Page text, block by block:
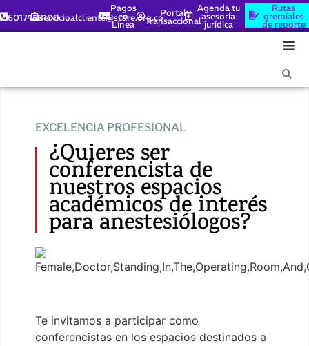
6017448100servicioalcliente@scare.org.co
Pagos
en
Línea
Portal
Transaccional
Agenda tu
asesoría
jurídica
Rutas
gremiales
de reporte
EXCELENCIA PROFESIONAL
¿Quieres ser
conferencista de
nuestros espacios
académicos de interés
para anestesiólogos?
Te invitamos a participar como
conferencistas en los espacios destinados a